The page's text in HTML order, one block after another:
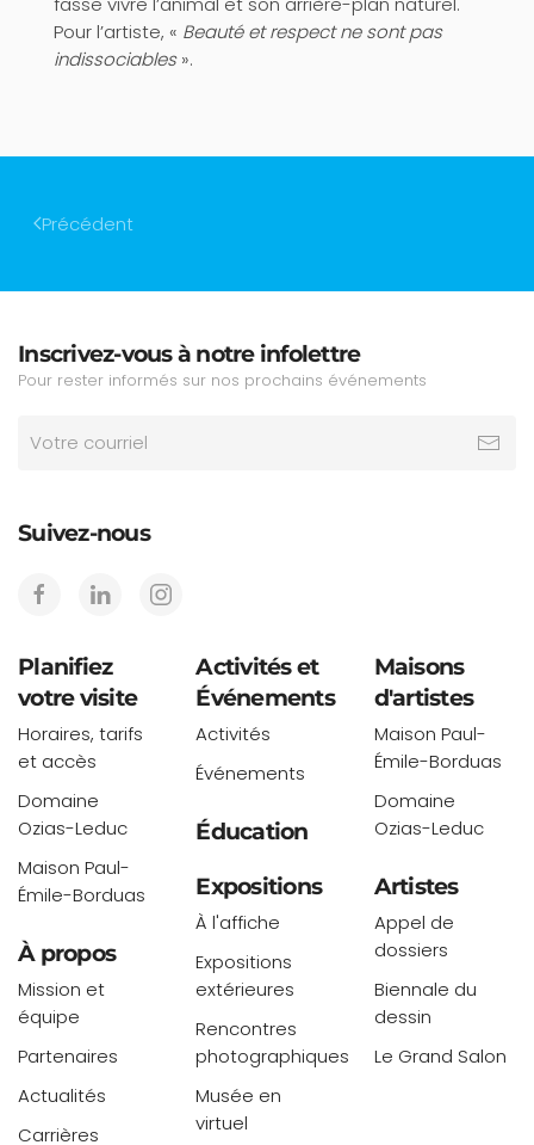
Pour l’artiste, « Beauté et respect ne sont pas
indissociables».
Précédent
Inscrivez-vous à notre infolettre
Pour rester informés sur nos prochains événements
Suivez-nous
Planifiez
votre visite
Horaires, tarifs
et accès
Domaine
Ozias-Leduc
Maison Paul-
Émile-Borduas
À propos
Mission et
équipe
Partenaires
Actualités
Carrières
Activités et
Événements
Activités
Événements
Éducation
Expositions
À l'affiche
Expositions
extérieures
Rencontres
photographiques
Musée en
virtuel
Maisons
d'artistes
Maison Paul-
Émile-Borduas
Domaine
Ozias-Leduc
Artistes
Appel de
dossiers
Biennale du
dessin
Le Grand Salon